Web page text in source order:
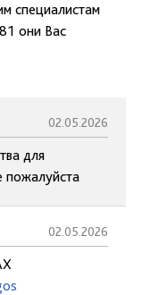
специалистам
они Вас
02.05.2026
для
пожалуйста
02.05.2026